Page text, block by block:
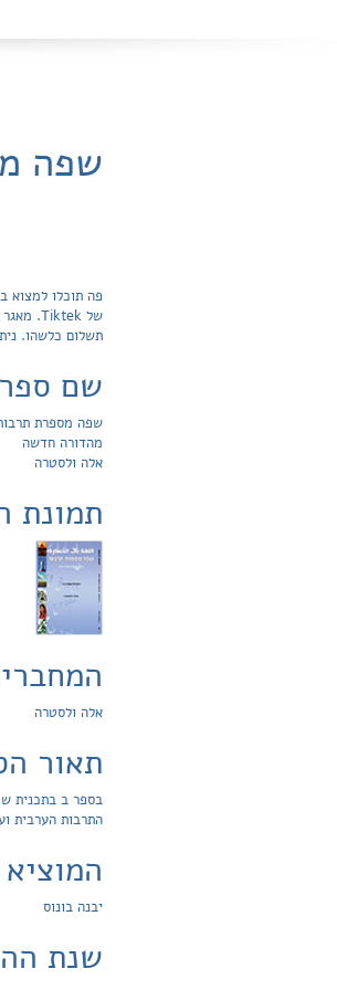
שפה
פה תוכלו למצוא
תשלום כלשהו.
שם
שפה מספרת
מהדורה חדשה
אלה ולסטרה
תמונת
אלה ולסטרה
תאור
בספר ב בתכנית
התרבות הערבית
יבנה בונוס
שנת